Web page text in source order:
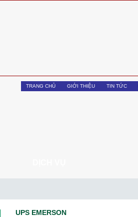
TRANG CHỦ GIỚI THIỆU TIN TỨC
UPS EMERSON